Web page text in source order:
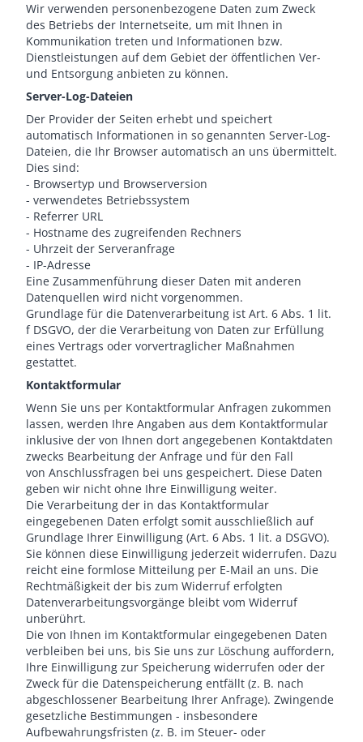
Wir verwenden personenbezogene Daten zum Zweck
des Betriebs der Internetseite, um mit Ihnen in
Kommunikation treten und Informationen bzw.
Dienstleistungen auf dem Gebiet der öffentlichen Ver-
und Entsorgung anbieten zu können.
Server-Log-Dateien
Der Provider der Seiten erhebt und speichert
automatisch Informationen in so genannten Server-Log-
Dateien, die Ihr Browser automatisch an uns übermittelt.
Dies sind:
- Browsertyp und Browserversion
- verwendetes Betriebssystem
- Referrer URL
- Hostname des zugreifenden Rechners
- Uhrzeit der Serveranfrage
- IP-Adresse
Eine Zusammenführung dieser Daten mit anderen
Datenquellen wird nicht vorgenommen.
Grundlage für die Datenverarbeitung ist Art. 6 Abs. 1 lit.
f DSGVO, der die Verarbeitung von Daten zur Erfüllung
eines Vertrags oder vorvertraglicher Maßnahmen
gestattet.
Kontaktformular
Wenn Sie uns per Kontaktformular Anfragen zukommen
lassen, werden Ihre Angaben aus dem Kontaktformular
inklusive der von Ihnen dort angegebenen Kontaktdaten
zwecks Bearbeitung der Anfrage und für den Fall
von Anschlussfragen bei uns gespeichert. Diese Daten
geben wir nicht ohne Ihre Einwilligung weiter.
Die Verarbeitung der in das Kontaktformular
eingegebenen Daten erfolgt somit ausschließlich auf
Grundlage Ihrer Einwilligung (Art. 6 Abs. 1 lit. a DSGVO).
Sie können diese Einwilligung jederzeit widerrufen. Dazu
reicht eine formlose Mitteilung per E-Mail an uns. Die
Rechtmäßigkeit der bis zum Widerruf erfolgten
Datenverarbeitungsvorgänge bleibt vom Widerruf
unberührt.
Die von Ihnen im Kontaktformular eingegebenen Daten
verbleiben bei uns, bis Sie uns zur Löschung auffordern,
Ihre Einwilligung zur Speicherung widerrufen oder der
Zweck für die Datenspeicherung entfällt (z. B. nach
abgeschlossener Bearbeitung Ihrer Anfrage). Zwingende
gesetzliche Bestimmungen - insbesondere
Aufbewahrungsfristen (z. B. im Steuer- oder